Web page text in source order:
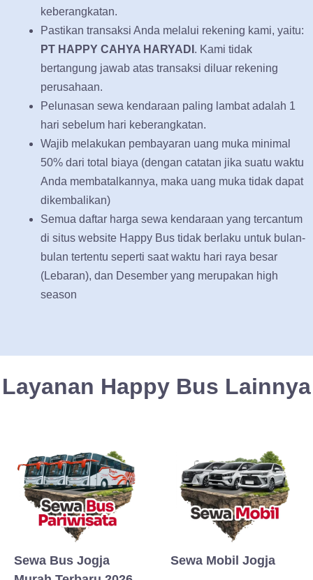
keberangkatan.
Pastikan transaksi Anda melalui rekening kami, yaitu:
PT HAPPY CAHYA HARYADI . Kami tidak
bertangung jawab atas transaksi diluar rekening
perusahaan.
Pelunasan sewa kendaraan paling lambat adalah 1
hari sebelum hari keberangkatan.
Wajib melakukan pembayaran uang muka minimal
50% dari total biaya (dengan catatan jika suatu waktu
Anda membatalkannya, maka uang muka tidak dapat
dikembalikan)
Semua daftar harga sewa kendaraan yang tercantum
di situs website Happy Bus tidak berlaku untuk bulan-
bulan tertentu seperti saat waktu hari raya besar
(Lebaran), dan Desember yang merupakan high
season
Layanan Happy Bus Lainnya
Sewa Bus Jogja
Sewa Mobil Jogja